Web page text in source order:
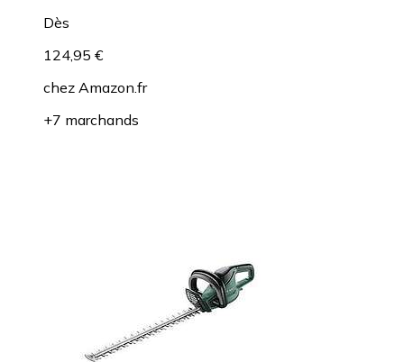
Dès
124,95 €
chez Amazon.fr
+7 marchands